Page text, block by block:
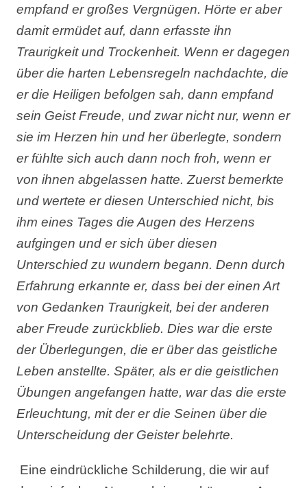
empfand er großes Vergnügen. Hörte er aber
damit ermüdet auf, dann erfasste ihn
Traurigkeit und Trockenheit. Wenn er dagegen
über die harten Lebensregeln nachdachte, die
er die Heiligen befolgen sah, dann empfand
sein Geist Freude, und zwar nicht nur, wenn er
sie im Herzen hin und her überlegte, sondern
er fühlte sich auch dann noch froh, wenn er
von ihnen abgelassen hatte. Zuerst bemerkte
und wertete er diesen Unterschied nicht, bis
ihm eines Tages die Augen des Herzens
aufgingen und er sich über diesen
Unterschied zu wundern begann. Denn durch
Erfahrung erkannte er, dass bei der einen Art
von Gedanken Traurigkeit, bei der anderen
aber Freude zurückblieb. Dies war die erste
der Überlegungen, die erüber das geistliche
Leben anstellte. Später, als er die geistlichen
Übungen angefangen hatte, war das die erste
Erleuchtung, mit der er die Seinen über die
Unterscheidung der Geister belehrte.
Eine eindrückliche Schilderung, die wir auf